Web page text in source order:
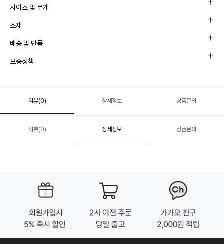
사이즈 및 무게
소재
배송 및 반품
보증정책
리뷰(0) 상세정보 상품문의
리뷰(0) 상세정보 상품문의